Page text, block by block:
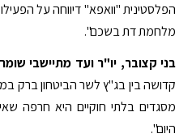
הפלסטינית "וואפא" דיווחה על
מלחמת דת בשכם".
בני קצובר, יו"ר ועד מתיישבי
קדושה בין בג"ץ לשר הביטחון ברק
מסגדים בלתי חוקיים היא חרפה
היום".